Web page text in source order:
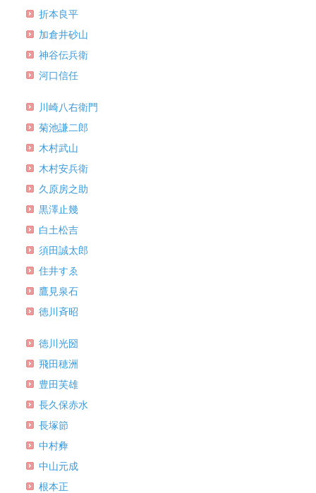
折本良平
加倉井砂山
神谷伝兵衛
河口信任
川崎八右衛門
菊池謙二郎
木村武山
木村安兵衛
久原房之助
黒澤止幾
白土松吉
須田誠太郎
住井すゑ
鷹見泉石
徳川斉昭
徳川光圀
飛田穂洲
豊田芙雄
長久保赤水
長塚節
中村彜
中山元成
根本正